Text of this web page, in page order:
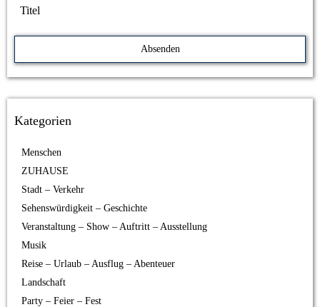
Kategorien
Menschen
ZUHAUSE
Stadt – Verkehr
Sehenswürdigkeit – Geschichte
Veranstaltung – Show – Auftritt – Ausstellung
Musik
Reise – Urlaub – Ausflug – Abenteuer
Landschaft
Party – Feier – Fest